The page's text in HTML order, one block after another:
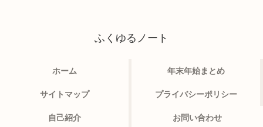
ふくゆるノート
ホーム 年末年始まとめ
サイトマップ プライバシーポリシー
自己紹介 お問い合わせ